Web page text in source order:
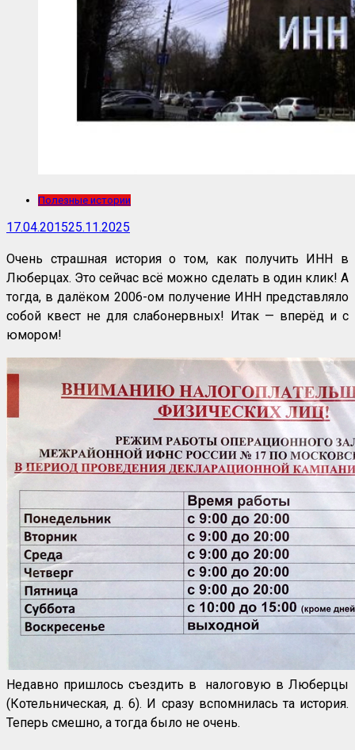
Полезные истории
17.04.201525.11.2025
Очень страшная история о том, как получить ИНН в
Люберцах. Это сейчас всё можно сделать в один клик! А
тогда, в далёком 2006-ом получение ИНН представляло
собой квест не для слабонервных! Итак — вперёд и с
юмором!
Недавно пришлось съездить в налоговую в Люберцы
(Котельническая, д. 6). И сразу вспомнилась та история.
Теперь смешно, а тогда было не очень.